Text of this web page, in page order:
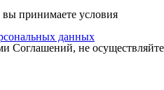
вы принимаете условия
данных
Соглашений, не осуществляйте